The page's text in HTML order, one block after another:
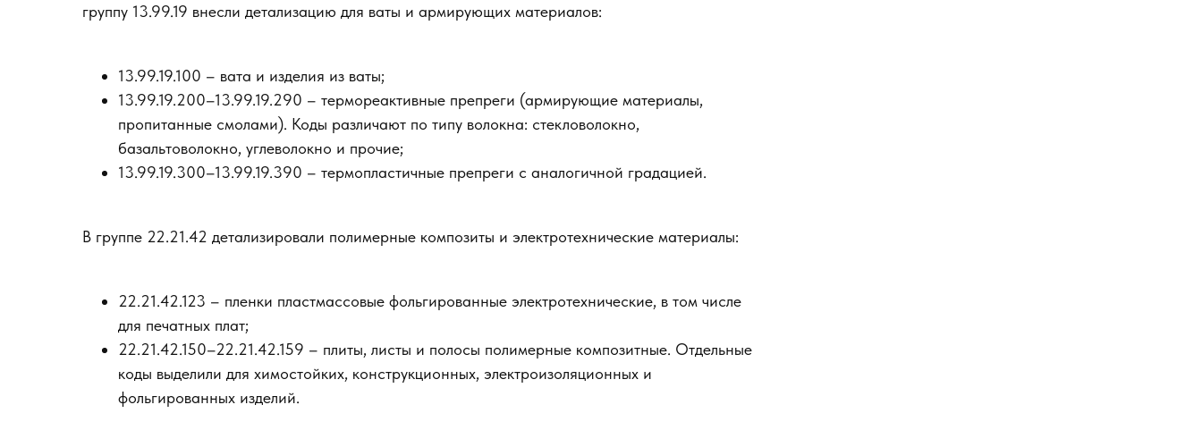
группу 13.99.19 внесли детализацию для ваты и армирующих материалов:
13.99.19.100 – вата и изделия из ваты;
13.99.19.200–13.99.19.290 – термореактивные препреги (армирующие материалы,
пропитанные смолами). Коды различают по типу волокна: стекловолокно,
базальтоволокно, углеволокно и прочие;
13.99.19.300–13.99.19.390 – термопластичные препреги с аналогичной градацией.
В группе 22.21.42 детализировали полимерные композиты и электротехнические материалы:
22.21.42.123 – пленки пластмассовые фольгированные электротехнические, в том числе
для печатных плат;
22.21.42.150–22.21.42.159 – плиты, листы и полосы полимерные композитные. Отдельные
коды выделили для химостойких, конструкционных, электроизоляционных и
фольгированных изделий.